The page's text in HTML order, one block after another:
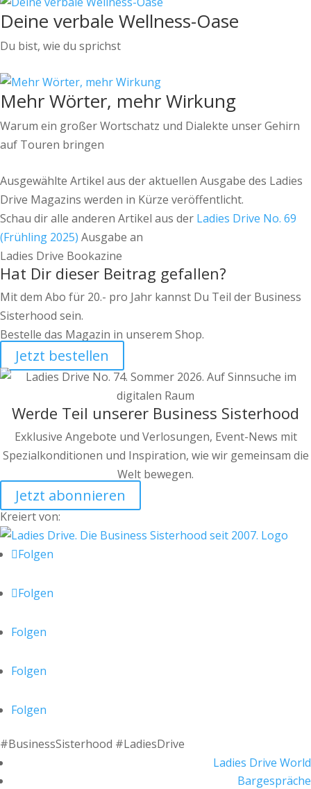
Deine verbale Wellness-Oase
Du bist, wie du sprichst
Mehr Wörter, mehr Wirkung
Warum ein großer Wortschatz und Dialekte unser Gehirn
auf Touren bringen
Ausgewählte Artikel aus der aktuellen Ausgabe des Ladies
Drive Magazins werden in Kürze veröffentlicht.
Schau dir alle anderen Artikel aus der Ladies Drive No. 69
(Frühling 2025) Ausgabe an
Ladies Drive Bookazine
Hat Dir dieser Beitrag gefallen?
Mit dem Abo für 20.- pro Jahr kannst Du Teil der Business
Sisterhood sein.
Bestelle das Magazin in unserem Shop.
Jetzt bestellen
Werde Teil unserer Business Sisterhood
Exklusive Angebote und Verlosungen, Event-News mit
Spezialkonditionen und Inspiration, wie wir gemeinsam die
Welt bewegen.
Jetzt abonnieren
Kreiert von:
Folgen
Folgen
Folgen
Folgen
Folgen
#BusinessSisterhood #LadiesDrive
Ladies Drive World
Bargespräche